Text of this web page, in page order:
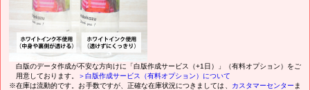
白版のデータ作成が不安な方向けに「白版作成サービス（+1日）」（有料オプション）をご
用意しております。
＞白版作成サービス（有料オプション）について
※在庫は流動的です。お手数ですが、正確な在庫状況につきましては、
カスタマーセンター ま